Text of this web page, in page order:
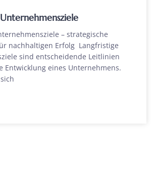
– strategische
nachhaltigen Erfolg Langfristige
sind entscheidende Leitlinien
Entwicklung eines Unternehmens.